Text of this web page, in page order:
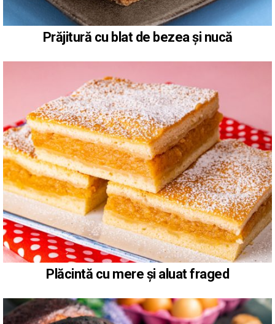
Prăjitură cu blat de bezea și nucă
Plăcintă cu mere și aluat fraged